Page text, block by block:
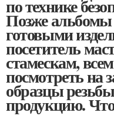
по технике
Позже альбомы
готовыми
посетитель
стамескам,
посмотреть на
образцы
продукцию.